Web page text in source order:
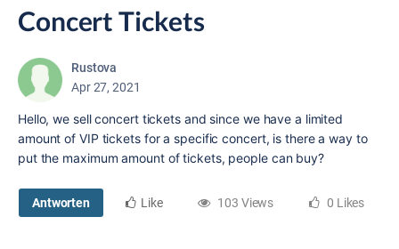
Concert Tickets
Rustova
Apr 27, 2021
Hello, we sell concert tickets and since we have a limited
amount of VIP tickets for a specific concert, is there a way to
put the maximum amount of tickets, people can buy?
Antworten Like 103 Views 0 Likes